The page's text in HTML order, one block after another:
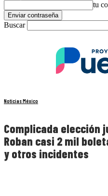
tu
Buscar
Noticias México
Complicada elección
Roban casi 2 mil
y otros incidentes